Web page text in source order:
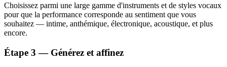
Choisissez parmi une large gamme d'instruments et de styles vocaux
pour que la performance corresponde au sentiment que vous
souhaitez — intime, anthémique, électronique, acoustique, et plus
encore.
Étape 3 — Générez et affinez